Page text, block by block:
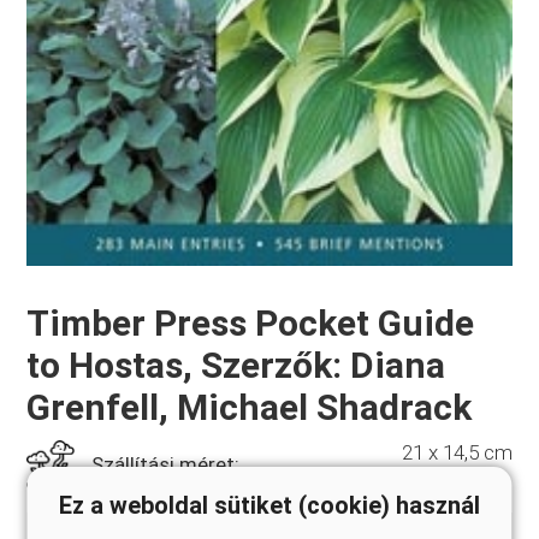
Timber Press Pocket Guide
to Hostas, Szerzők: Diana
Grenfell, Michael Shadrack
Szállítási méret: 21 x 14,5 cm
Ez a weboldal sütiket (cookie) használ